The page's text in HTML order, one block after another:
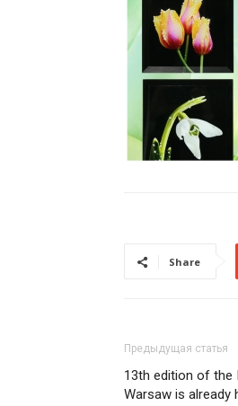
Share
Предыдущая статья
13th edition of the
Warsaw is already